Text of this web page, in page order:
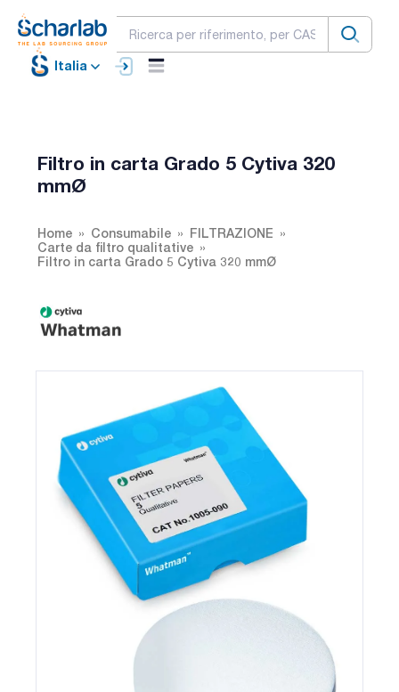
Italia
Filtro in carta Grado 5 Cytiva 320
mmØ
Home Consumabile
FILTRAZIONE
Carte da filtro qualitative
Filtro in carta Grado 5 Cytiva 320 mmØ